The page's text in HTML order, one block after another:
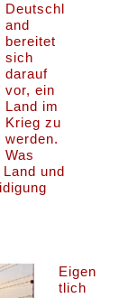
Deutschl
and
bereitet
sich
darauf
vor, ein
Land im
Krieg zu
werden.
Was
und
Eigen
tlich